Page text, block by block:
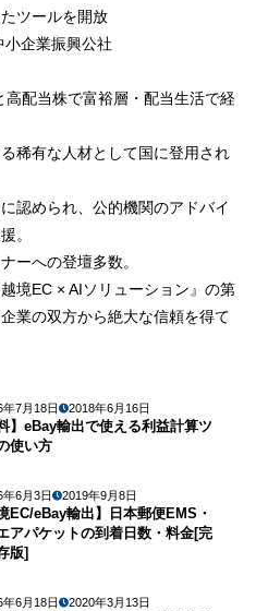
ツールを開放
企業振興公社
配当株で富裕層・配当生活で経
稀有な人材として国に登用され
認められ、公的機関のアドバイ
。
ーへの登壇多数。
境EC × AIソリューション』の第
業の双方から絶大な信頼を得て
年7月18日 2018年6月16日
】eBay輸出で使える利益計算ツ
使い方
年6月3日 2019年9月8日
EC/eBay輸出】日本郵便EMS・
アパケットの到着日数・料金[完
版]
年6月18日 2020年3月13日